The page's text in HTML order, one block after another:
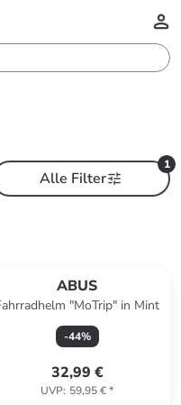
1
Alle Filter
ABUS
"MoTrip" in Mint
-44%
32,99 €
UVP: 59,95 €*